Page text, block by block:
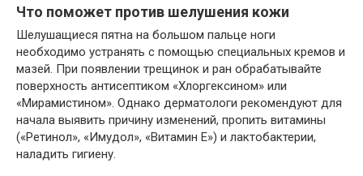
Что поможет против шелушения кожи
Шелушащиеся пятна на большом пальце ноги
необходимо устранять с помощью специальных кремов и
мазей. При появлении трещинок и ран обрабатывайте
поверхность антисептиком «Хлоргексином» или
«Мирамистином». Однако дерматологи рекомендуют для
начала выявить причину изменений, пропить витамины
(«Ретинол», «Имудол», «Витамин Е») и лактобактерии,
наладить гигиену.